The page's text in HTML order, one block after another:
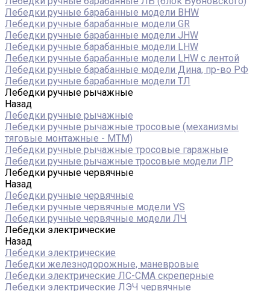
Лебедки ручные барабанные модели BHW
Лебедки ручные барабанные модели GR
Лебедки ручные барабанные модели JHW
Лебедки ручные барабанные модели LHW
Лебедки ручные барабанные модели LHW c лентой
Лебедки ручные барабанные модели Дина, пр-во РФ
Лебедки ручные барабанные модели ТЛ
Лебедки ручные рычажные
Назад
Лебедки ручные рычажные
Лебедки ручные рычажные тросовые (механизмы
тяговые монтажные - МТМ)
Лебедки ручные рычажные тросовые гаражные
Лебедки ручные рычажные тросовые модели ЛР
Лебедки ручные червячные
Назад
Лебедки ручные червячные
Лебедки ручные червячные модели VS
Лебедки ручные червячные модели ЛЧ
Лебедки электрические
Назад
Лебедки электрические
Лебедки железнодорожные, маневровые
Лебедки электрические ЛС-СМА скреперные
Лебедки электрические ЛЭЧ червячные